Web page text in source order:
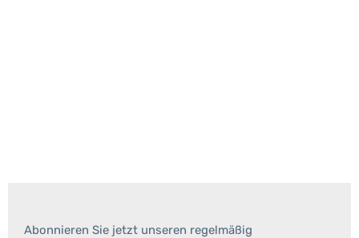
Abonnieren Sie jetzt unseren regelmäßig